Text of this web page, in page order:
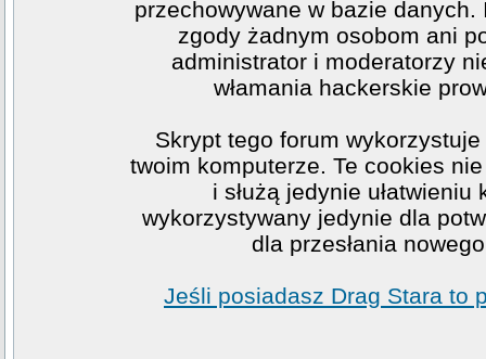
przechowywane w bazie
zgody żadnym osobom ani
administrator i moderatorzy
włamania hackerskie
Skrypt tego forum
twoim komputerze. Te cookies
i służą jedynie
wykorzystywany jedynie dla
dla przesłania
Jeśli posiadasz Drag Stara to